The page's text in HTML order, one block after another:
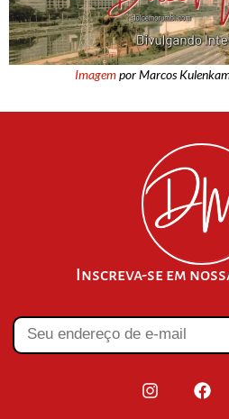
Imagempor Marcos
Inscreva-se em